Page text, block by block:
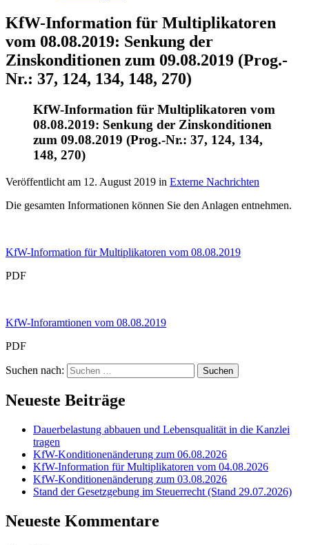
KfW-Information für Multiplikatoren
vom 08.08.2019: Senkung der
Zinskonditionen zum 09.08.2019 (Prog.-
Nr.: 37, 124, 134, 148, 270)
KfW-Information für Multiplikatoren vom
08.08.2019: Senkung der Zinskonditionen
zum 09.08.2019 (Prog.-Nr.: 37, 124, 134,
148, 270)
Veröffentlicht am 12. August 2019 in Externe Nachrichten
Die gesamten Informationen können Sie den Anlagen entnehmen.
KfW-Information für Multiplikatoren vom 08.08.2019
PDF
KfW-Inforamtionen vom 08.08.2019
PDF
Suchen nach:
Neueste Beiträge
Dauerbelastung abbauen und Lebensqualität in die Kanzlei
tragen
KfW-Konditionenänderung zum 06.08.2026
KfW-Information für Multiplikatoren vom 04.08.2026
KfW-Konditionenänderung zum 03.08.2026
Stand der Gesetzgebung im Steuerrecht (Stand 29.07.2026)
Neueste Kommentare